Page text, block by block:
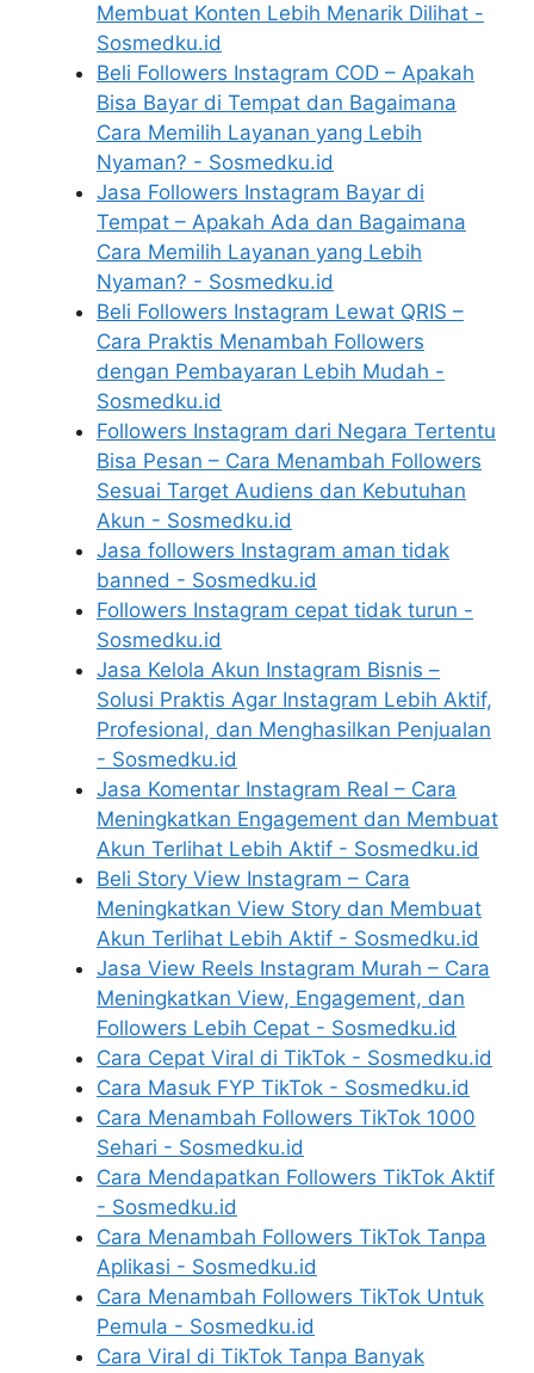
Membuat Konten Lebih Menarik Dilihat -
Sosmedku.id
Beli Followers Instagram COD – Apakah
Bisa Bayar di Tempat dan Bagaimana
Cara Memilih Layanan yang Lebih
Nyaman? - Sosmedku.id
Jasa Followers Instagram Bayar di
Tempat – Apakah Ada dan Bagaimana
Cara Memilih Layanan yang Lebih
Nyaman? - Sosmedku.id
Beli Followers Instagram Lewat QRIS –
Cara Praktis Menambah Followers
dengan Pembayaran Lebih Mudah -
Sosmedku.id
Followers Instagram dari Negara Tertentu
Bisa Pesan – Cara Menambah Followers
Sesuai Target Audiens dan Kebutuhan
Akun - Sosmedku.id
Jasa followers Instagram aman tidak
banned - Sosmedku.id
Followers Instagram cepat tidak turun -
Sosmedku.id
Jasa Kelola Akun Instagram Bisnis –
Solusi Praktis Agar Instagram Lebih Aktif,
Profesional, dan Menghasilkan Penjualan
- Sosmedku.id
Jasa Komentar Instagram Real – Cara
Meningkatkan Engagement dan Membuat
Akun Terlihat Lebih Aktif - Sosmedku.id
Beli Story View Instagram – Cara
Meningkatkan View Story dan Membuat
Akun Terlihat Lebih Aktif - Sosmedku.id
Jasa View Reels Instagram Murah – Cara
Meningkatkan View, Engagement, dan
Followers Lebih Cepat - Sosmedku.id
Cara Cepat Viral di TikTok - Sosmedku.id
Cara Masuk FYP TikTok - Sosmedku.id
Cara Menambah Followers TikTok 1000
Sehari - Sosmedku.id
Cara Mendapatkan Followers TikTok Aktif
- Sosmedku.id
Cara Menambah Followers TikTok Tanpa
Aplikasi - Sosmedku.id
Cara Menambah Followers TikTok Untuk
Pemula - Sosmedku.id
Cara Viral di TikTok Tanpa Banyak